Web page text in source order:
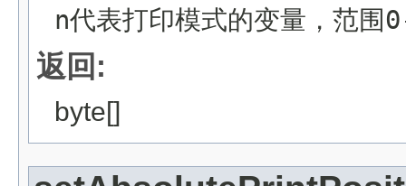
n代表打印模式的变量，范围
返回:
byte[]